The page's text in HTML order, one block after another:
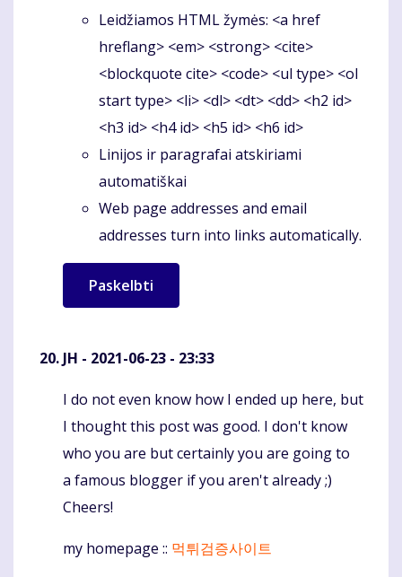
Leidžiamos HTML žymės: <a href
hreflang> <em> <strong> <cite>
<blockquote cite> <code> <ul type> <ol
start type> <li> <dl> <dt> <dd> <h2 id>
<h3 id> <h4 id> <h5 id> <h6 id>
Linijos ir paragrafai atskiriami
automatiškai
Web page addresses and email
addresses turn into links automatically.
JH - 2021-06-23 - 23:33
Komentaras
I do not even know how I ended up here, but
I thought this post was good. I don't know
who you are but certainly you are going to
a famous blogger if you aren't already ;)
Cheers!
my homepage :: 먹튀검증사이트